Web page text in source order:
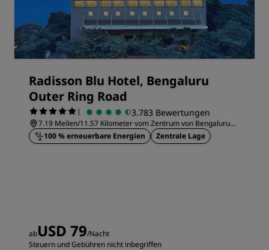
Radisson Blu Hotel, Bengaluru
Outer Ring Road
| 3.783 Bewertungen
7.19 Meilen/11.57 Kilometer vom Zentrum von Bengaluru
entfernt
100 % erneuerbare Energien Zentrale Lage
abUSD 79/Nacht
Steuern und Gebühren nicht inbegriffen